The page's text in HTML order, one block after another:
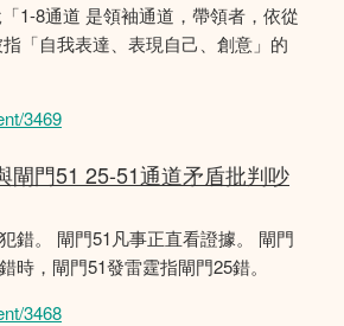
1-8通道 是領袖通道，帶領者，依從
「自我表達、表現自己、創意」的
3469
閘門51 25-51通道矛盾批判吵
錯。 閘門51凡事正直看證據。 閘門
時，閘門51發雷霆指閘門25錯。
3468